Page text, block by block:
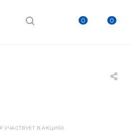
0 0
УЧАСТВУЕТ В АКЦИЯХ